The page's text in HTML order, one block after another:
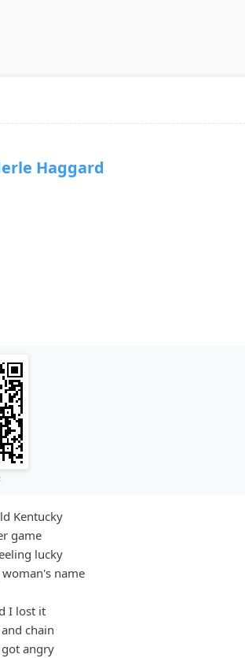
Haggard
Kentucky
game
lucky
name
I lost it
chain
angry